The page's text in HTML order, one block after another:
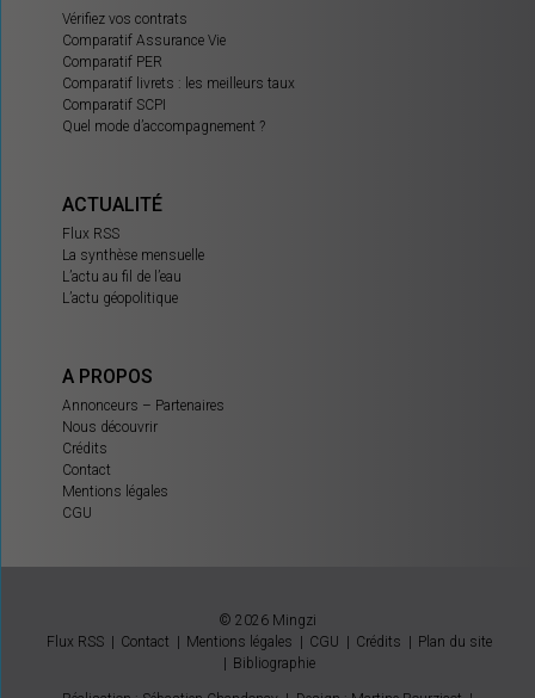
Vérifiez vos contrats
Comparatif Assurance Vie
Comparatif PER
Comparatif livrets : les meilleurs taux
Comparatif SCPI
Quel mode d’accompagnement ?
ACTUALITÉ
Flux RSS
La synthèse mensuelle
L’actu au fil de l’eau
L’actu géopolitique
A PROPOS
Annonceurs – Partenaires
Nous découvrir
Crédits
Contact
Mentions légales
CGU
© 2026 Mingzi
Flux RSS
Contact Mentions légales CGU Crédits
Plan du site
Bibliographie